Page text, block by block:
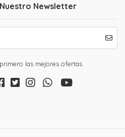
Newsletter
las mejores ofertas.